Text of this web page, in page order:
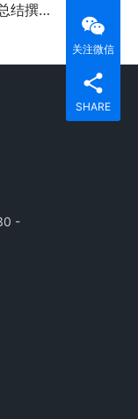
度剖析)
-
关注微信
SHARE